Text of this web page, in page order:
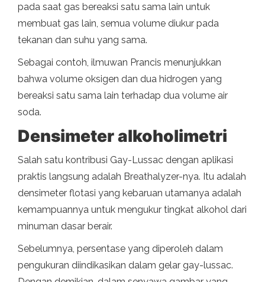
pada saat gas bereaksi satu sama lain untuk
membuat gas lain, semua volume diukur pada
tekanan dan suhu yang sama.
Sebagai contoh, ilmuwan Prancis menunjukkan
bahwa volume oksigen dan dua hidrogen yang
bereaksi satu sama lain terhadap dua volume air
soda.
Densimeter alkoholimetri
Salah satu kontribusi Gay-Lussac dengan aplikasi
praktis langsung adalah Breathalyzer-nya. Itu adalah
densimeter flotasi yang kebaruan utamanya adalah
kemampuannya untuk mengukur tingkat alkohol dari
minuman dasar berair.
Sebelumnya, persentase yang diperoleh dalam
pengukuran diindikasikan dalam gelar gay-lussac.